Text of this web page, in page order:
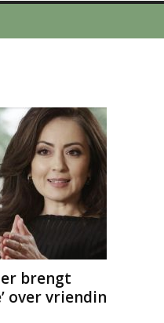
brengt
over vriendin